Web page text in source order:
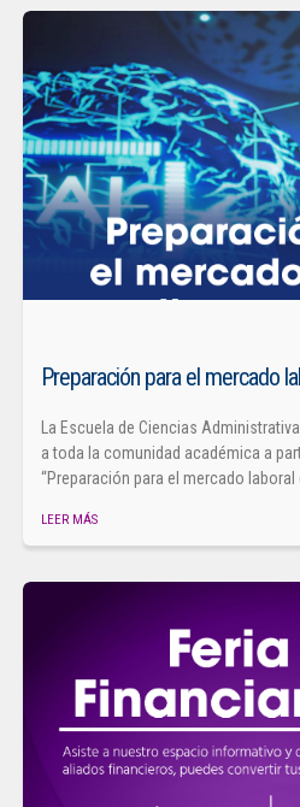
Preparación para el mercado
La Escuela de Ciencias
a toda la comunidad académica a
“Preparación para el mercado laboral
LEER MÁS